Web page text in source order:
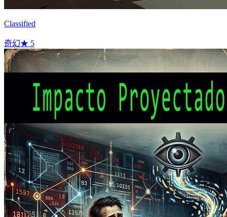
Classified
奇幻★ 5